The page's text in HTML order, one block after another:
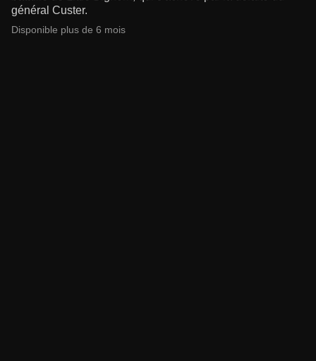
général Custer.
Disponible plus de 6 mois